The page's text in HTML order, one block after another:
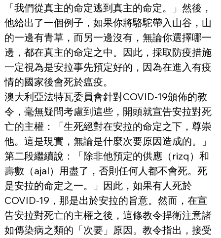
「我們從真主的命定逃到真主的命定。」然後，
他給出了一個例子，如果你將駱駝帶入山谷，山
的一邊有青草，而另一邊沒有，無論你選擇哪一
邊，都在真主的命定之中。因此，採取防疫措施
一定視為是安拉事先預定好的，因為在進入有疫
情的國家後會死於瘟疫。
澳大利亞法特瓦委員會針對COVID-19頒佈的教
令，毫無疑問考慮到這些，開頭就宣告安拉對死
亡的主權：「生死絕對在安拉的命定之下，尊崇
他。這是現實，無論是什麼次要原因造成的。」
第二段繼續說：「除非他預定的供應（rizq）和
壽數（ajal）用盡了，否則任何人都不會死。死
是安拉的命定之一。」因此，如果有人死於
COVID-19，那是出於安拉的旨意。然而，在宣
告安拉對死亡的主權之後，這條教令捍衛注意諸
如傳染病之類的「次要」原因。教令指出，接受